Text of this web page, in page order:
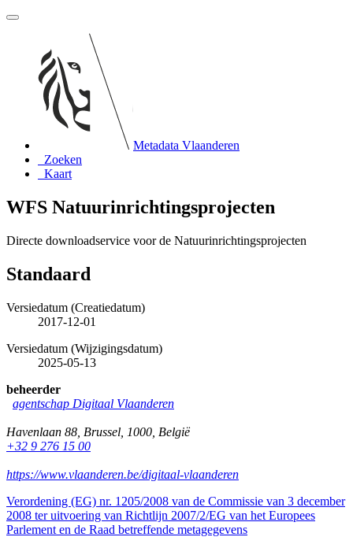
Metadata Vlaanderen
Zoeken
Kaart
WFS Natuurinrichtingsprojecten
Directe downloadservice voor de Natuurinrichtingsprojecten
Standaard
Versiedatum (Creatiedatum)
2017-12-01
Versiedatum (Wijzigingsdatum)
2025-05-13
beheerder
agentschap Digitaal Vlaanderen
Havenlaan 88 Brussel 1000 België
+32 9 276 15 00
https://www.vlaanderen.be/digitaal-vlaanderen
Verordening (EG) nr. 1205/2008 van de Commissie van 3 december
2008 ter uitvoering van Richtlijn 2007/2/EG van het Europees
Parlement en de Raad betreffende metagegevens